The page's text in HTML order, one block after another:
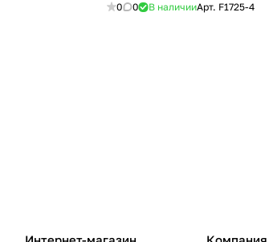
0 0 В наличииАрт. F1725-4